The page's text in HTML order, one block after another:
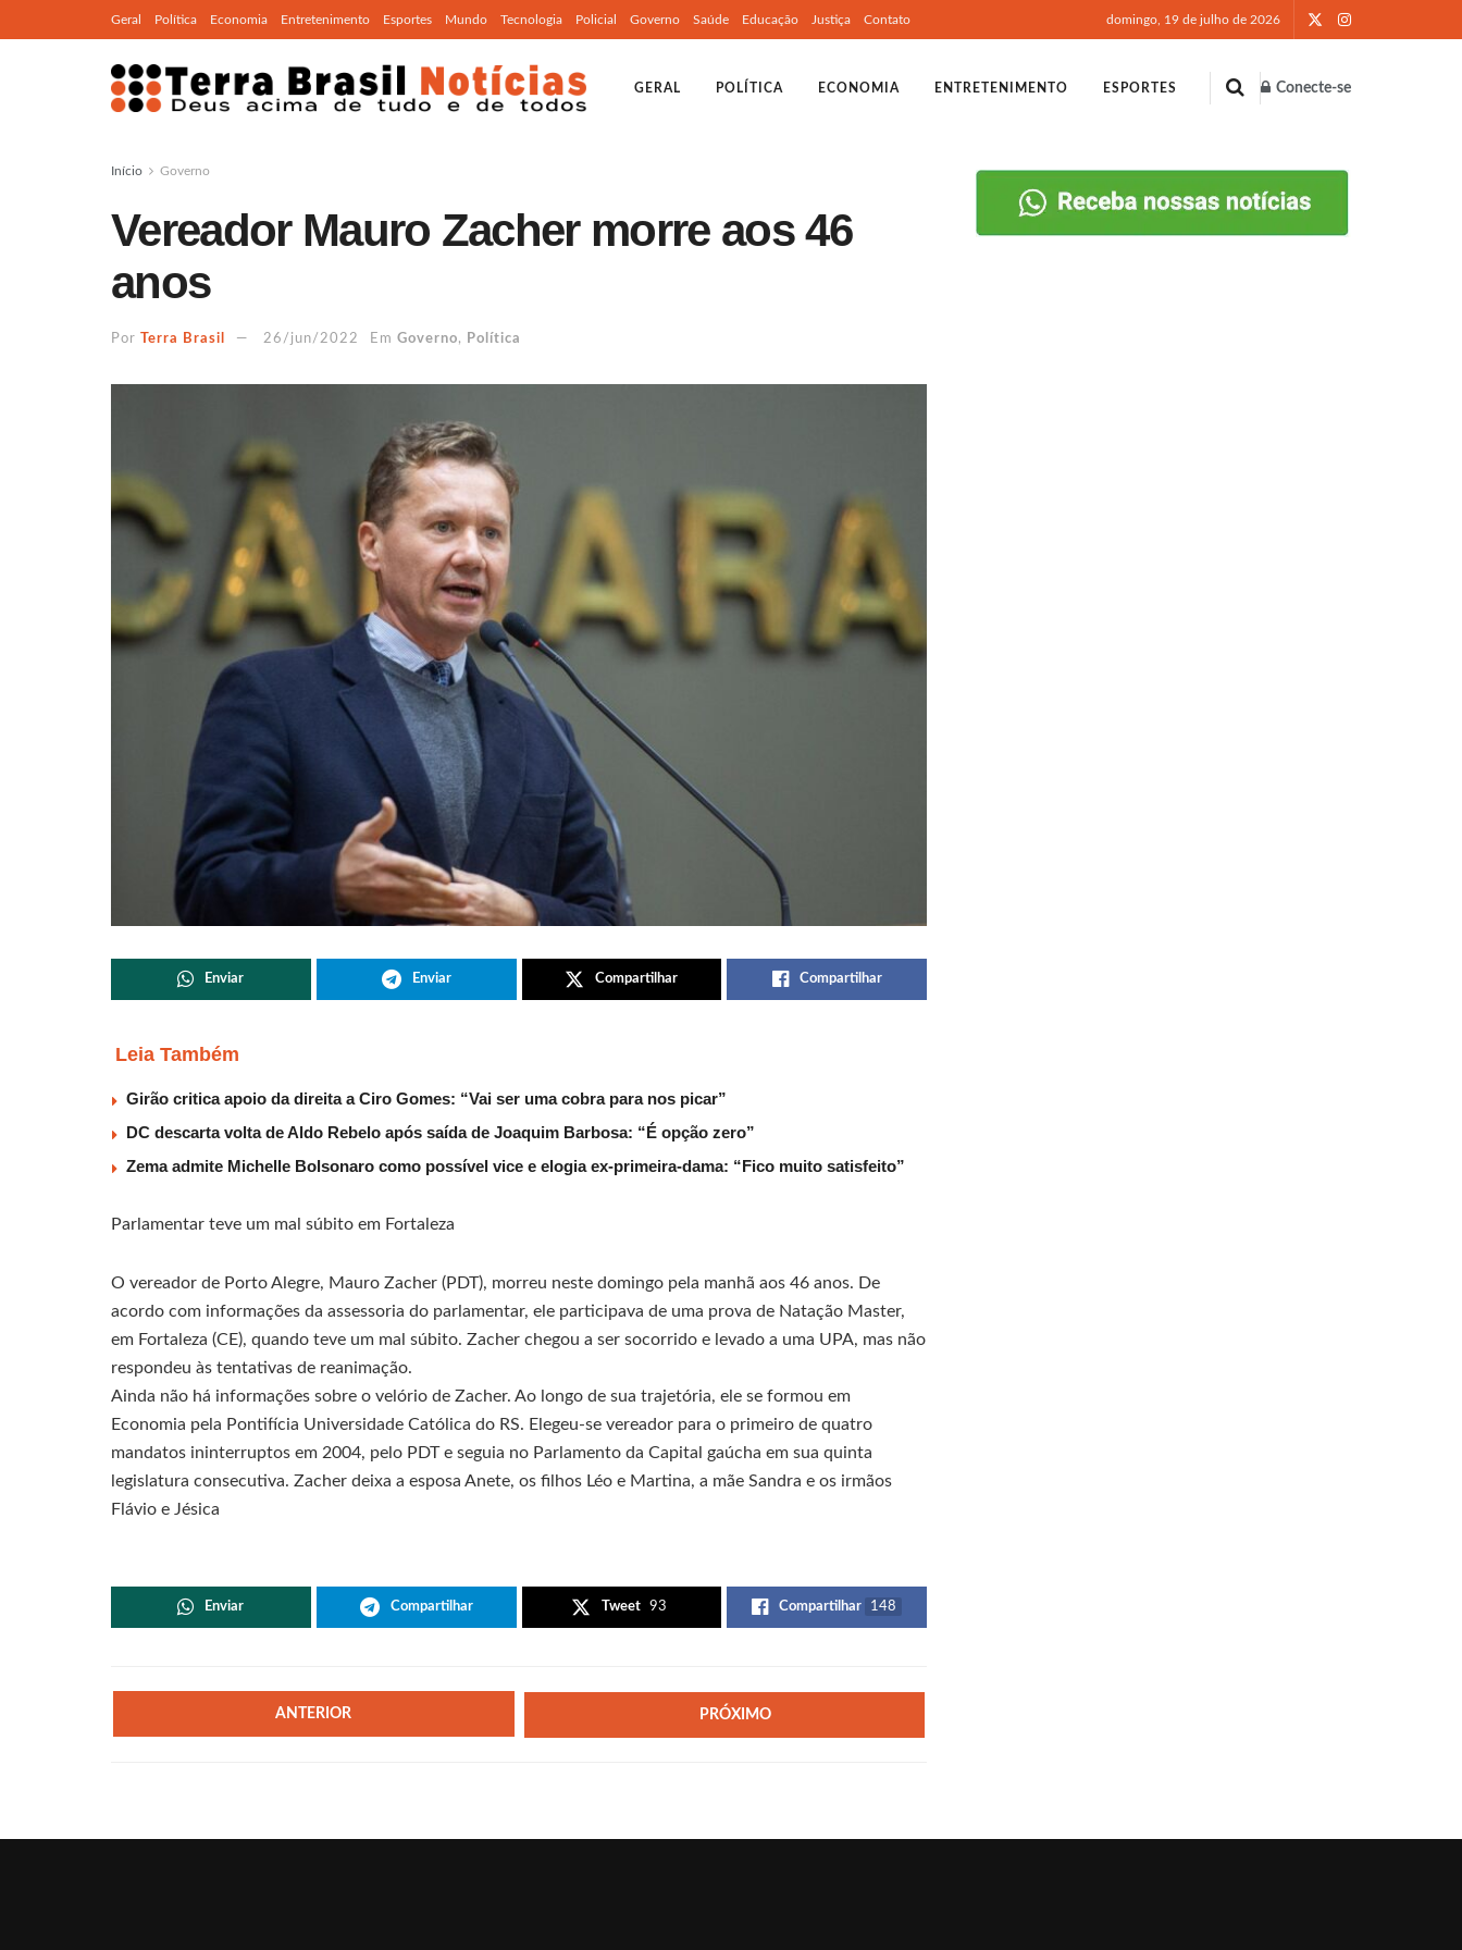
Geral Política Economia Entretenimento Esportes Mundo Tecnologia Policial Governo Saúde Educação Justiça Contato domingo, 19 de julho de 2026
GERAL POLÍTICA ECONOMIA ENTRETENIMENTO ESPORTES Conecte-se
Início Governo
Vereador Mauro Zacher morre aos 46
anos
Por Terra Brasil 26/jun/2022 Em Governo, Política
Enviar Enviar Compartilhar Compartilhar
Leia Também
Girão critica apoio da direita a Ciro Gomes: “Vai ser uma cobra para nos picar”
DC descarta volta de Aldo Rebelo após saída de Joaquim Barbosa: “É opção zero”
Zema admite Michelle Bolsonaro como possível vice e elogia ex-primeira-dama: “Fico muito satisfeito”
Parlamentar teve um mal súbito em Fortaleza
O vereador de Porto Alegre, Mauro Zacher (PDT), morreu neste domingo pela manhã aos 46 anos. De
acordo com informações da assessoria do parlamentar, ele participava de uma prova de Natação Master,
em Fortaleza (CE), quando teve um mal súbito. Zacher chegou a ser socorrido e levado a uma UPA, mas não
respondeu às tentativas de reanimação.
Ainda não há informações sobre o velório de Zacher. Ao longo de sua trajetória, ele se formou em
Economia pela Pontifícia Universidade Católica do RS. Elegeu-se vereador para o primeiro de quatro
mandatos ininterruptos em 2004, pelo PDT e seguia no Parlamento da Capital gaúcha em sua quinta
legislatura consecutiva. Zacher deixa a esposa Anete, os filhos Léo e Martina, a mãe Sandra e os irmãos
Flávio e Jésica
Enviar Compartilhar Tweet 93 Compartilhar 148
ANTERIOR PRÓXIMO